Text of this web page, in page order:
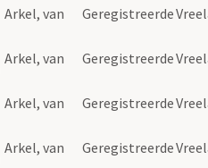
Arkel, van Geregistreerde
Arkel, van Geregistreerde
Arkel, van Geregistreerde
Arkel, van Geregistreerde